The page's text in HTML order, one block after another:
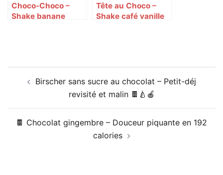
Choco-Choco –
Shake banane
Tête au Choco –
Shake café vanille
d’articleBirscher sans sucre au chocolat – Petit-déj
revisité et malin 🍫🍐🍎
🍫 Chocolat gingembre – Douceur piquante en 192
calories